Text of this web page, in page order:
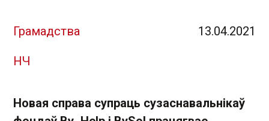
Грамадства 13.04.2021
НЧ
Новая справа супраць сузаснавальнікаў